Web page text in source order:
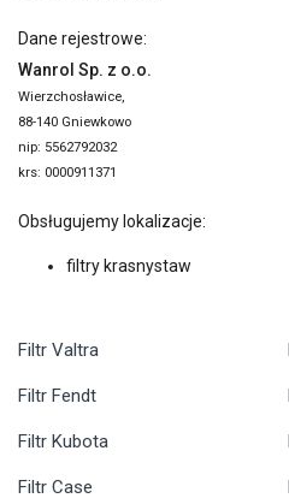
Dane rejestrowe:
Wanrol Sp. z o.o.
Wierzchosławice,
88-140 Gniewkowo
nip: 5562792032
krs: 0000911371
Obsługujemy lokalizacje:
filtry krasnystaw
Filtr Valtra
Filtr Fendt
Filtr Kubota
Filtr Case